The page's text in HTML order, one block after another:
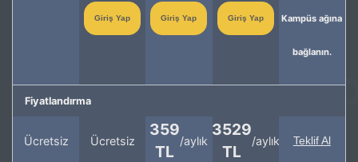
Giriş Yap Giriş Yap Giriş Yap Kampüs ağına
bağlanın.
Fiyatlandırma
Ücretsiz Ücretsiz
359
TL
/aylık
3529
TL
/aylık Teklif Al